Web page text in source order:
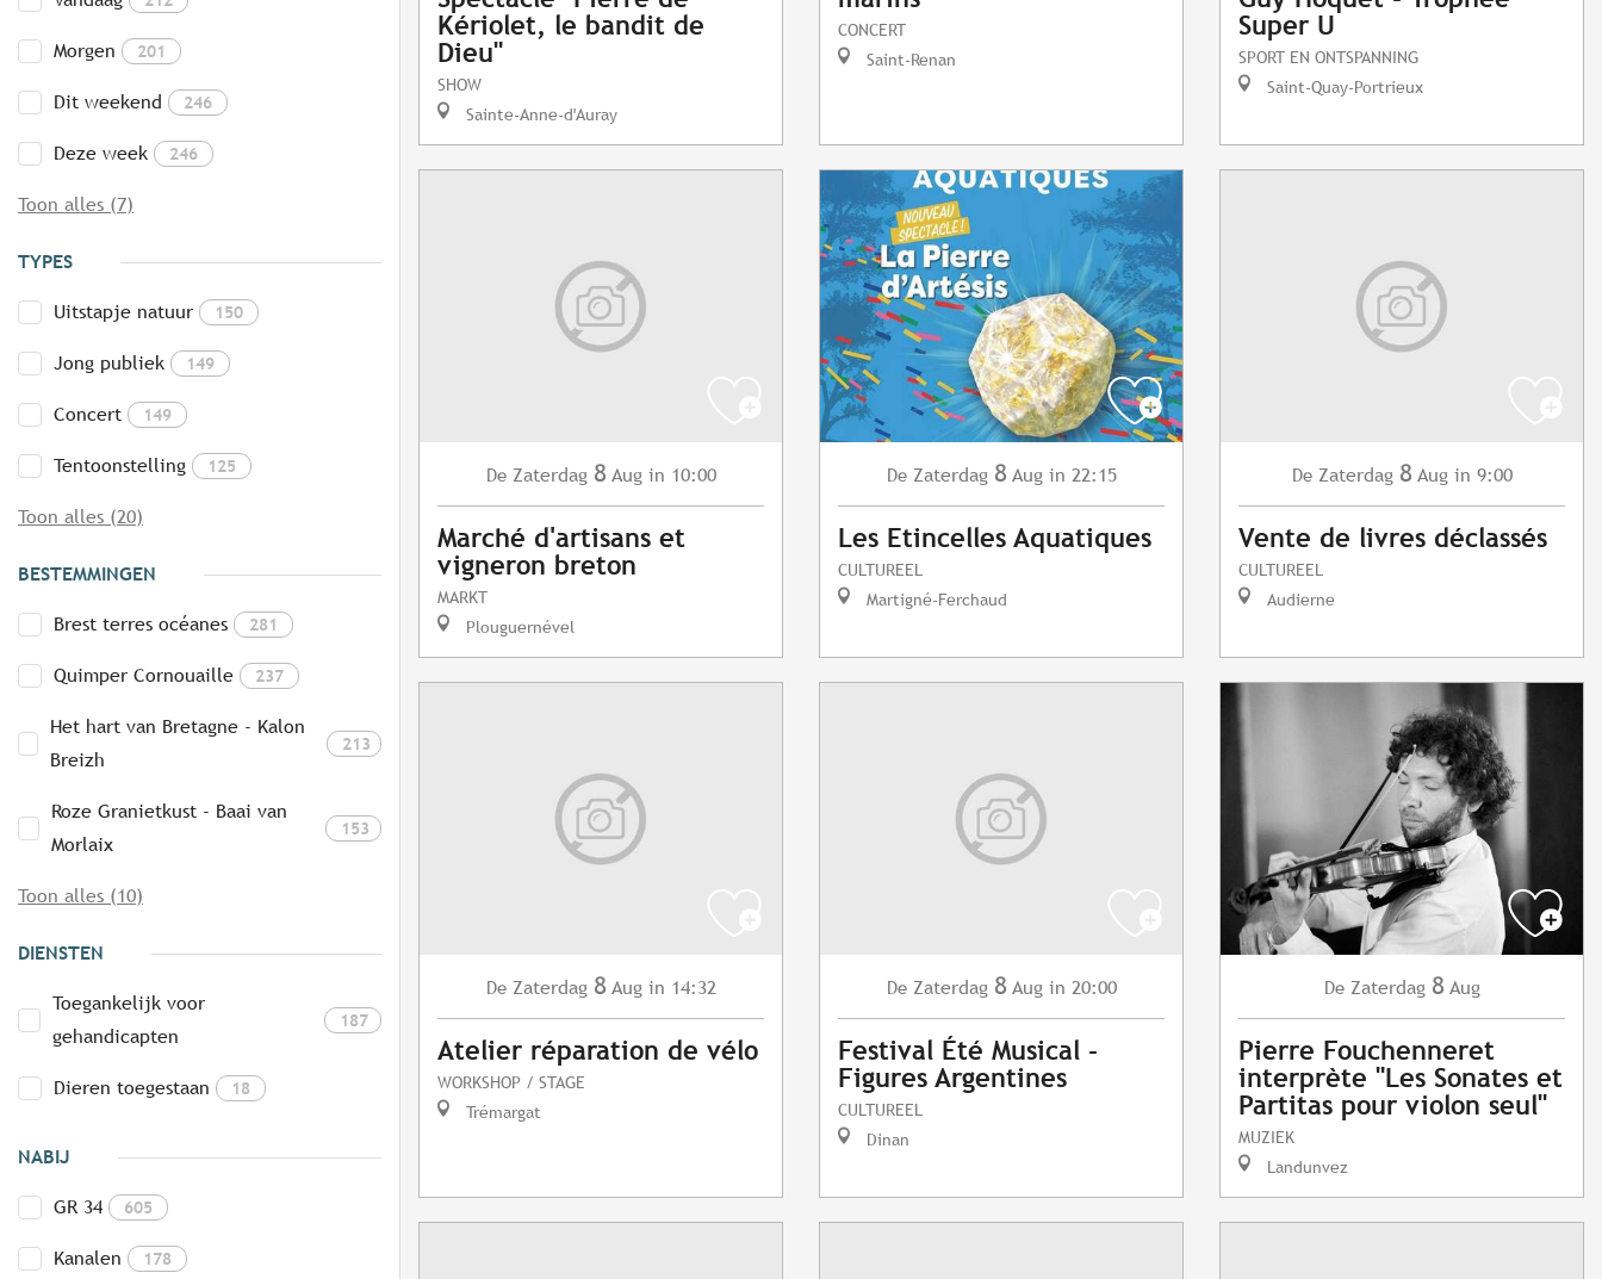
Morgen 201
Dit weekend 246
Deze week 246
Toon alles (7)
TYPES
Uitstapje natuur 150
Jong publiek 149
Concert 149
Tentoonstelling 125
Toon alles (20)
BESTEMMINGEN
Brest terres océanes 281
Quimper Cornouaille 237
Het hart van Bretagne - Kalon
Breizh
213
Roze Granietkust - Baai van
Morlaix
153
Toon alles (10)
DIENSTEN
Toegankelijk voor
gehandicapten
187
Dieren toegestaan 18
NABIJ
GR 34 605
Kanalen 178
Kériolet, le bandit de
Dieu"
SHOW
Sainte-Anne-d'Auray
CONCERT
Saint-Renan
Super U
SPORT EN ONTSPANNING
Saint-Quay-Portrieux
De Zaterdag 8 Aug in 10:00
Marché d'artisans et
vigneron breton
MARKT
Plouguernével
De Zaterdag 8 Aug in 22:15
Les Etincelles Aquatiques
CULTUREEL
Martigné-Ferchaud
De Zaterdag 8 Aug in 9:00
Vente de livres déclassés
CULTUREEL
Audierne
De Zaterdag 8 Aug in 14:32
Atelier réparation de vélo
WORKSHOP / STAGE
Trémargat
De Zaterdag 8 Aug in 20:00
Festival Été Musical -
Figures Argentines
CULTUREEL
Dinan
De Zaterdag 8 Aug
Pierre Fouchenneret
interprète "Les Sonates et
Partitas pour violon seul"
MUZIEK
Landunvez